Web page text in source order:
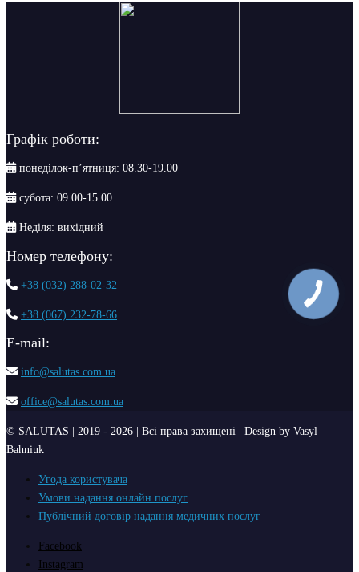
Графік роботи:
понеділок-п’ятниця: 08.30-19.00
субота: 09.00-15.00
Неділя: вихідний
Номер телефону:
+38 (032) 288-02-32
+38 (067) 232-78-66
Е-mail:
info@salutas.com.ua
office@salutas.com.ua
© SALUTAS | 2019 - 2026 | Всі права захищені | Design by Vasyl
Bahniuk
Угода користувача
Умови надання онлайн послуг
Публічний договір надання медичних послуг
Facebook
Instagram